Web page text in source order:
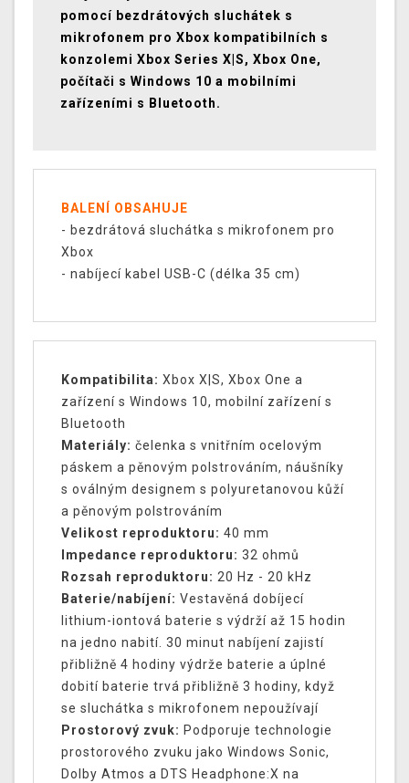
pomocí bezdrátových sluchátek s
mikrofonem pro Xbox kompatibilních s
konzolemi Xbox Series X|S, Xbox One,
počítači s Windows 10 a mobilními
zařízeními s Bluetooth.
BALENÍ OBSAHUJE
- bezdrátová sluchátka s mikrofonem pro
Xbox
- nabíjecí kabel USB-C (délka 35 cm)
Kompatibilita: Xbox X|S, Xbox One a
zařízení s Windows 10, mobilní zařízení s
Bluetooth
Materiály: čelenka s vnitřním ocelovým
páskem a pěnovým polstrováním, náušníky
s oválným designem s polyuretanovou kůží
a pěnovým polstrováním
Velikost reproduktoru: 40 mm
Impedance reproduktoru: 32 ohmů
Rozsah reproduktoru: 20 Hz - 20 kHz
Baterie/nabíjení: Vestavěná dobíjecí
lithium-iontová baterie s výdrží až 15 hodin
na jedno nabití. 30 minut nabíjení zajistí
přibližně 4 hodiny výdrže baterie a úplné
dobití baterie trvá přibližně 3 hodiny, když
se sluchátka s mikrofonem nepoužívají
Prostorový zvuk: Podporuje technologie
prostorového zvuku jako Windows Sonic,
Dolby Atmos a DTS Headphone:X na